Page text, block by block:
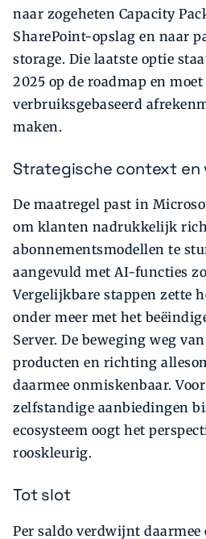
naar zogeheten Capacity
SharePoint-opslag en naar
storage. Die laatste optie
2025 op de roadmap en
verbruiksgebaseerd
maken.
Strategische context en
De maatregel past in
om klanten nadrukkelijk
abonnementsmodellen te
aangevuld met AI-functies
Vergelijkbare stappen zette
onder meer met het
Server. De beweging weg
producten en richting
daarmee onmiskenbaar.
zelfstandige aanbiedingen
ecosysteem oogt het
rooskleurig.
Tot slot
Per saldo verdwijnt daarmee